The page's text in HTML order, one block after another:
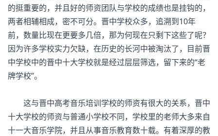
的挺重要的，并且好的师资团队与学校的成绩也是挂钩的，
两者相辅相成，密不可分。晋中学校众多，追溯到10年
前，数量比现在更要多几倍，那为何现在只剩下这些了呢？
因为许多学校实力欠缺，在历史的长河中被淘汰了，目前晋
中学校中的晋中十大学校就是经过层层筛选，留下来的“老
牌学校”。
这与晋中高考音乐培训学校的师资有很大的关系，晋中
十大学校的师资与普通小学校不同，学校里的老师大多来自
十一大音乐学院，并且从事音乐教育数十载。有着深厚的教